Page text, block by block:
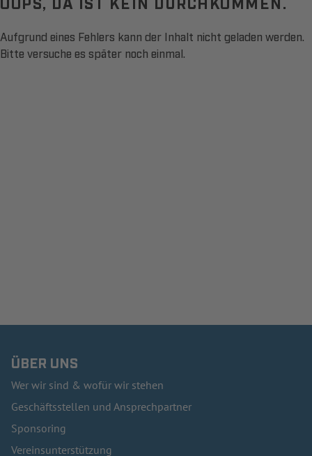
Aufgrund eines Fehlers kann der Inhalt nicht geladen werden.
Bitte versuche es später noch einmal.
ÜBER UNS
Wer wir sind & wofür wir stehen
Geschäftsstellen und Ansprechpartner
Sponsoring
Vereinsunterstützung